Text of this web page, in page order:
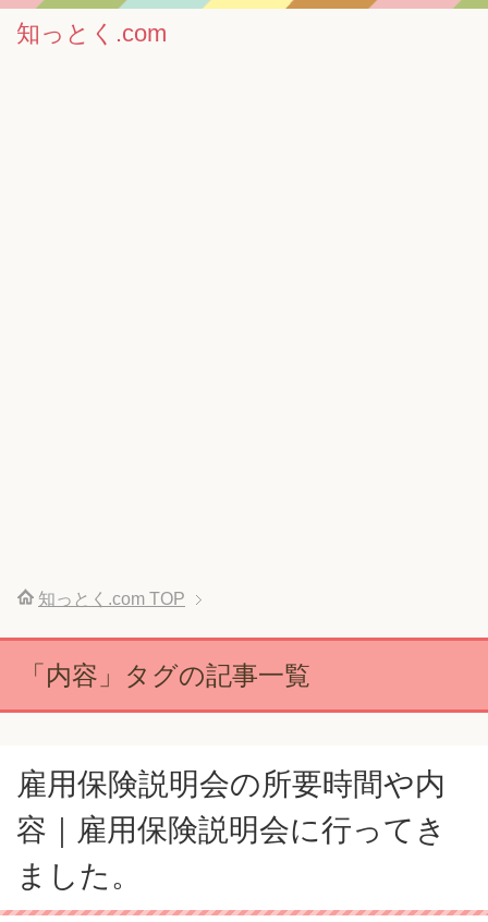
知っとく.com
知っとく.com TOP
「内容」タグの記事一覧
雇用保険説明会の所要時間や内
容｜雇用保険説明会に行ってき
ました。